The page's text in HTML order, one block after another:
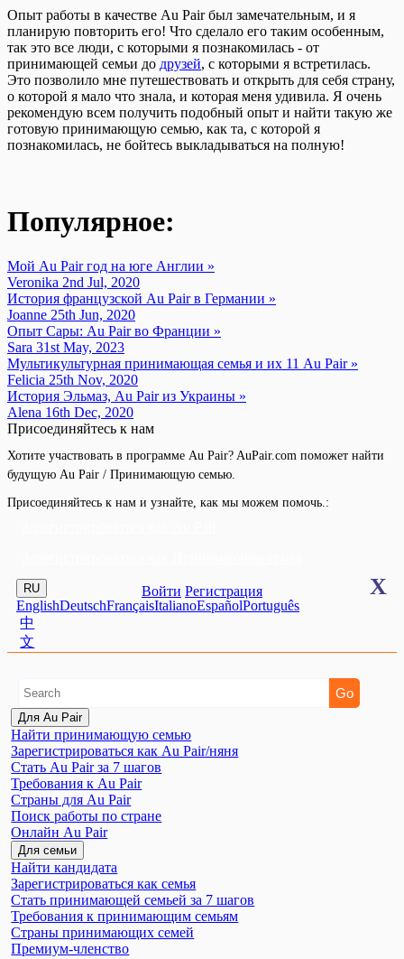
Опыт работы в качестве Au Pair был замечательным, и я
планирую повторить его! Что сделало его таким особенным,
так это все люди, с которыми я познакомилась - от
принимающей семьи до друзей, с которыми я встретилась.
Это позволило мне путешествовать и открыть для себя страну,
о которой я мало что знала, и которая меня удивила. Я очень
рекомендую всем получить подобный опыт и найти такую же
готовую принимающую семью, как та, с которой я
познакомилась, не бойтесь выкладываться на полную!
Популярное:
Мой Au Pair год на юге Англии »
Veronika 2nd Jul, 2020
История французской Au Pair в Германии »
Joanne 25th Jun, 2020
Опыт Сары: Au Pair во Франции »
Sara 31st May, 2023
Мультикультурная принимающая семья и их 11 Au Pair »
Felicia 25th Nov, 2020
История Эльмаз, Au Pair из Украины »
Alena 16th Dec, 2020
Присоединяйтесь к нам
Хотите участвовать в программе Au Pair? AuPair.com поможет найти
будущую Au Pair / Принимающую семью.
Присоединяйтесь к нам и узнайте, как мы можем помочь.:
RU
EnglishDeutschFrançaisItalianoEspañolPortuguês
中
文
Войти Регистрация X
Для Au Pair
Найти принимающую семью
Зарегистрироваться как Au Pair/няня
Стать Au Pair за 7 шагов
Требования к Au Pair
Страны для Au Pair
Поиск работы по стране
Онлайн Au Pair
Для семьи
Найти кандидата
Зарегистрироваться как семья
Стать принимающей семьей за 7 шагов
Требования к принимающим семьям
Страны принимающих семей
Премиум-членство